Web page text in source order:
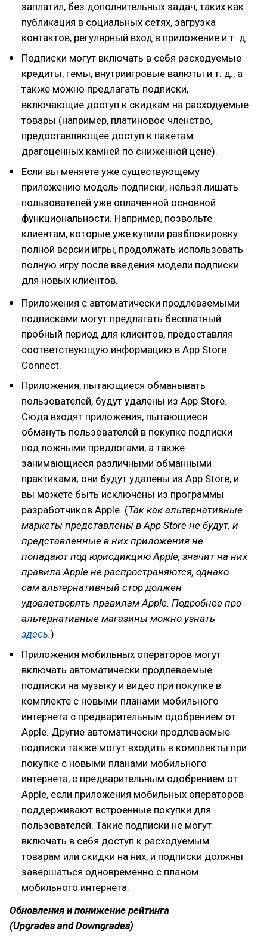
заплатил, без дополнительных задач, таких как
публикация в социальных сетях, загрузка
контактов, регулярный вход в приложение и т. д.
Подписки могут включать в себя расходуемые
кредиты, гемы, внутриигровые валюты и т. д., а
также можно предлагать подписки,
включающие доступ к скидкам на расходуемые
товары (например, платиновое членство,
предоставляющее доступ к пакетам
драгоценных камней по сниженной цене).
Если вы меняете уже существующему
приложению модель подписки, нельзя лишать
пользователей уже оплаченной основной
функциональности. Например, позвольте
клиентам, которые уже купили разблокировку
полной версии игры, продолжать использовать
полную игру после введения модели подписки
для новых клиентов.
Приложения с автоматически продлеваемыми
подписками могут предлагать бесплатный
пробный период для клиентов, предоставляя
соответствующую информацию в App Store
Connect.
Приложения, пытающиеся обманывать
пользователей, будут удалены из App Store.
Сюда входят приложения, пытающиеся
обмануть пользователей в покупке подписки
под ложными предлогами, а также
занимающиеся различными обманными
практиками; они будут удалены из App Store, и
вы можете быть исключены из программы
разработчиков Apple. (Так как альтернативные
маркеты представлены в App Store не будут, и
представленные в них приложения не
попадают под юрисдикцию Apple, значит на них
правила Apple не распространяются, однако
сам альтернативный стор должен
удовлетворять правилам Apple. Подробнее про
альтернативные магазины можно узнать
здесь.)
Приложения мобильных операторов могут
включать автоматически продлеваемые
подписки на музыку и видео при покупке в
комплекте с новыми планами мобильного
интернета с предварительным одобрением от
Apple. Другие автоматически продлеваемые
подписки также могут входить в комплекты при
покупке с новыми планами мобильного
интернета, с предварительным одобрением от
Apple, если приложения мобильных операторов
поддерживают встроенные покупки для
пользователей. Такие подписки не могут
включать в себя доступ к расходуемым
товарам или скидки на них, и подписки должны
завершаться одновременно с планом
мобильного интернета.
Обновления и понижение рейтинга
(Upgrades and Downgrades)